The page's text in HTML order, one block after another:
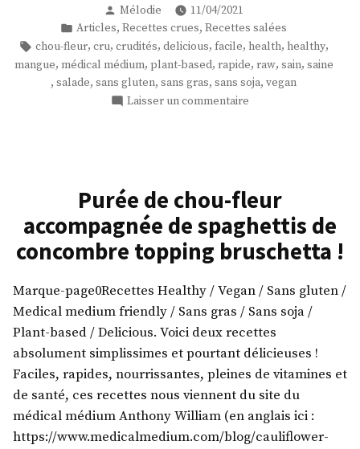
mangue
et
chou-
fleur
Publié
par
Mélodie
11/04/2021
Publié
dans
Articles, Recettes crues, Recettes salées
Étiquettes :
chou-fleur, cru, crudités, delicious, facile, health, healthy,
mangue, médical médium, plant-based, rapide, raw, sain, saine
, salade, sans gluten, sans gras, sans soja, vegan
Laisser un commentaire
chou-
fleur
!
Purée de chou-fleur
accompagnée de spaghettis de
concombre topping bruschetta !
Marque-page0Recettes Healthy / Vegan / Sans gluten /
Medical medium friendly / Sans gras / Sans soja /
Plant-based / Delicious. Voici deux recettes
absolument simplissimes et pourtant délicieuses !
Faciles, rapides, nourrissantes, pleines de vitamines et
de santé, ces recettes nous viennent du site du
médical médium Anthony William (en anglais ici :
https://www.medicalmedium.com/blog/cauliflower-